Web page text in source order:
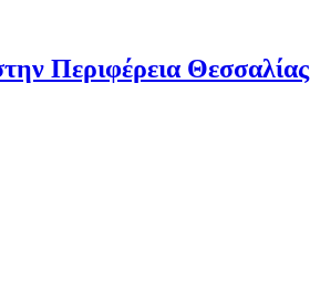
Περιφέρεια Θεσσαλίας